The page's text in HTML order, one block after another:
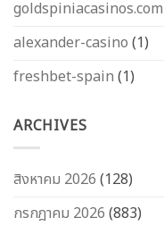
alexander-casino (1)
freshbet-spain (1)
ARCHIVES
สิงหาคม 2026 (128)
กรกฎาคม 2026 (883)